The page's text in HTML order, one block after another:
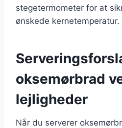
stegetermometer for at
ønskede kernetemperatur.
oksemørbrad
lejligheder
Når du serverer